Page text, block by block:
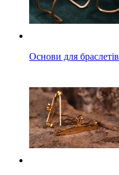
Основи для браслетів